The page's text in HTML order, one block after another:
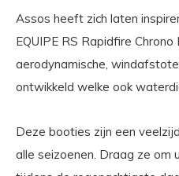
Assos heeft zich laten
EQUIPE RS Rapidfire
aerodynamische,
ontwikkeld welke ook
Deze booties zijn een
alle seizoenen. Draag ze om